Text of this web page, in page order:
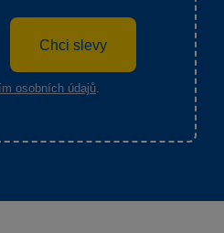
Chci slevy
osobních údajů